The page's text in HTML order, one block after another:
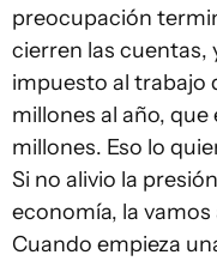
preocupación
cierren las cuentas,
impuesto al trabajo
millones al año, que
millones. Eso lo
Si no alivio la
economía, la
Cuando empieza